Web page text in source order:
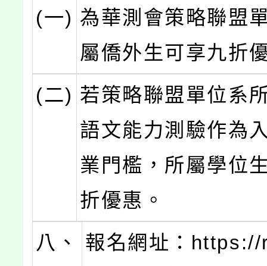
(一) 為華測會策略聯盟
屬僑外生可享九折
(二) 若策略聯盟單位系
語文能力測驗作為
業門檻，所屬學位
折優惠。
八、
報名網址：